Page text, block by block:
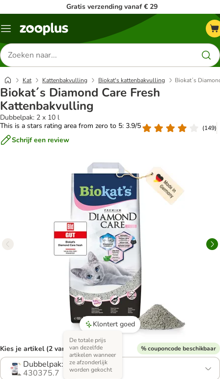
Gratis verzending vanaf € 29
Menu
Zoeken
naar
producten
Kat Kattenbakvulling Biokat's kattenbakvulling Biokat´s
Biokat´s Diamond Care Fresh
Kattenbakvulling
Dubbelpak: 2 x 10 l
This is a stars rating area from zero to 5: 3.9/5
(149)
Schrijf een review
Klontert goed
Kies je artikel (2 varianten) % couponcode beschikbaar
Dubbelpak: 2 x 10 l
430375.7
De totale prijs
van dezelfde
artikelen wanneer
ze afzonderlijk
worden gekocht